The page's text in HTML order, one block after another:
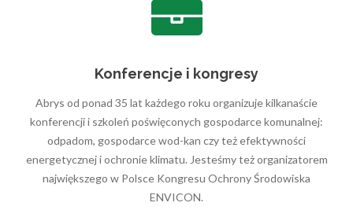
Konferencje i kongresy
Abrys od ponad 35 lat każdego roku organizuje kilkanaście
konferencji i szkoleń poświęconych gospodarce komunalnej:
odpadom, gospodarce wod-kan czy też efektywności
energetycznej i ochronie klimatu. Jesteśmy też organizatorem
największego w Polsce Kongresu Ochrony Środowiska
ENVICON.